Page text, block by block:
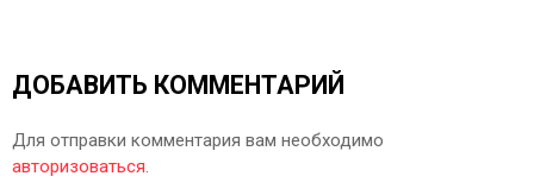
ДОБАВИТЬ КОММЕНТАРИЙ
Для отправки комментария вам необходимо
авторизоваться.